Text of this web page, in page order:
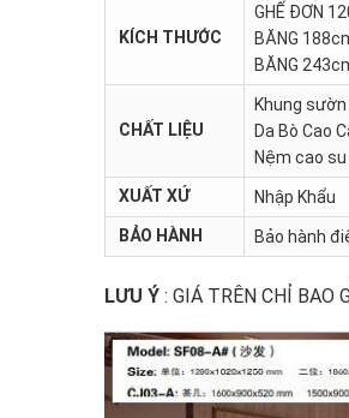
KÍCH THƯỚC
GHẾ ĐƠN
BĂNG
BĂNG
CHẤT LIỆU
Khung sườn
Da Bò Cao
Nệm cao
XUẤT XỨ
Nhập Khẩu
BẢO HÀNH
Bảo hành
LƯU Ý : GIÁ TRÊN CHỈ BAO